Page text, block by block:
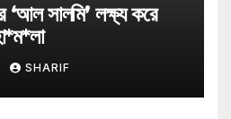
‘আল সালমি’ লক্ষ্য করে
SHARIF